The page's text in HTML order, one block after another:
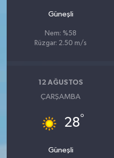
Güneşli
Nem: %58
Rüzgar: 2.50 m/s
12 AĞUSTOS
ÇARŞAMBA
28°
Güneşli